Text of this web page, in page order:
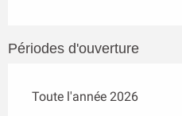
Périodes d'ouverture
Toute l'année 2026